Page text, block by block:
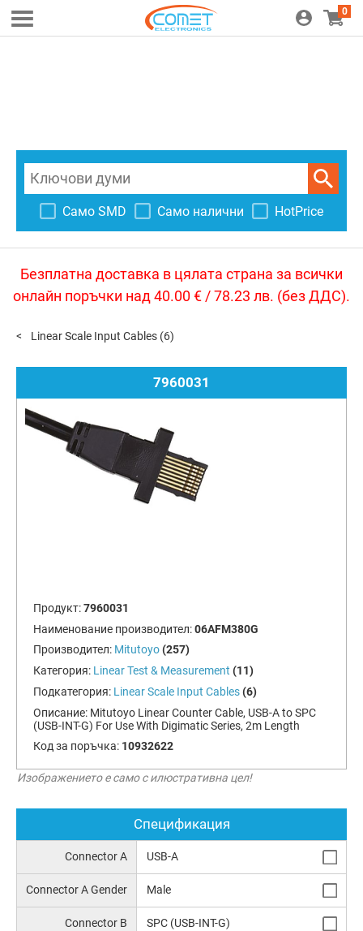
0
Само SMD Само налични HotPrice
Безплатна доставка в цялата страна за всички
онлайн поръчки над 40.00 € / 78.23 лв. (без ДДС).
Linear Scale Input Cables (6)
7960031
Продукт:7960031
Наименование производител:06AFM380G
Производител: Mitutoyo (257)
Категория: Linear Test & Measurement (11)
Подкатегория: Linear Scale Input Cables (6)
Описание: Mitutoyo Linear Counter Cable, USB-A to SPC
(USB-INT-G) For Use With Digimatic Series, 2m Length
Код за поръчка: 10932622
Изображението е само с илюстративна цел!
Спецификация
Connector A USB-A
Connector A Gender Male
Connector B SPC (USB-INT-G)